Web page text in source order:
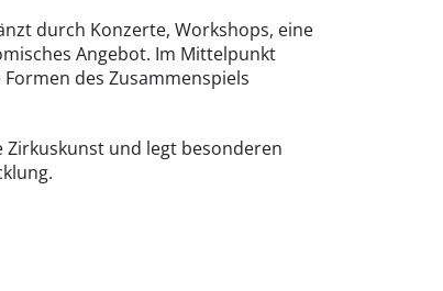
durch Konzerte, Workshops, eine
Angebot. Im Mittelpunkt
des Zusammenspiels
Zirkuskunst und legt besonderen